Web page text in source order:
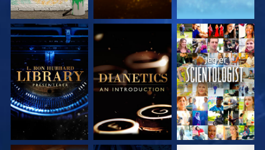
UTFORSK SERIEN UTFORSK SERIEN SE